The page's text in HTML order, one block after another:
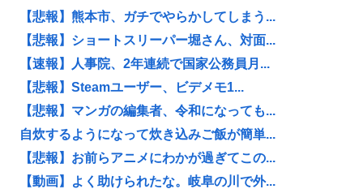
【悲報】熊本市、ガチでやらかしてしまう...
【悲報】ショートスリーパー堀さん、対面...
【速報】人事院、2年連続で国家公務員月...
【悲報】Steamユーザー、ビデメモ1...
【悲報】マンガの編集者、令和になっても...
自炊するようになって炊き込みご飯が簡単...
【悲報】お前らアニメにわかが過ぎてこの...
【動画】よく助けられたな。岐阜の川で外...